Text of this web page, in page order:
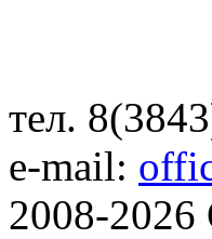
тел.
e-mail:
2008-